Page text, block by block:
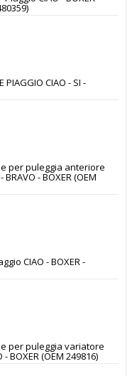
PIAGGIO CIAO - SI -
per puleggia anteriore
BRAVO - BOXER (OEM
CIAO - BOXER -
per puleggia variatore
BOXER (OEM 249816)